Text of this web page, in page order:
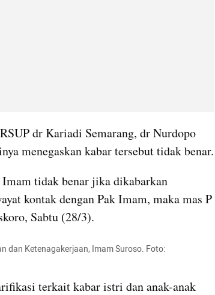
dr Kariadi Semarang, dr Nurdopo
menegaskan kabar tersebut tidak benar.
tidak benar jika dikabarkan
kontak dengan Pak Imam, maka mas P
Sabtu (28/3).
dan Ketenagakerjaan, Imam Suroso. Foto:
terkait kabar istri dan anak-anak